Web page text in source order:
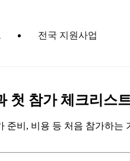
전국 지원사업
첫 참가 체크리스
비, 비용 등 처음 참가하